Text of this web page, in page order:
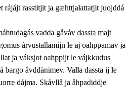
rájájt rasstitjit ja gæhttjalattatjit juojddá
vadda gåvåv dassta majt
árvustallamijn le aj oahppamav ja
ja váksjot oahppijt le vájkkudus
bargo åvddånimev. Valla dassta ij le
dåjma. Skåvllå ja åhpadiddje